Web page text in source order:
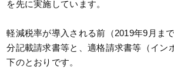
を先に実施しています。
軽減税率が導入される前（2019年9月ま
分記載請求書等と、適格請求書等（イン
下のとおりです。